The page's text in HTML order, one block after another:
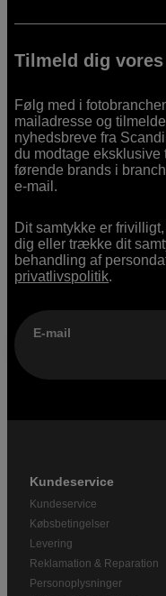
Tilmeld dig
Følg med i
mailadresse og
nyhedsbreve fra
du modtage eksklusive
førende brands i
e-mail.
Dit samtykke er
dig eller trække dit
behandling af
privatlivspolitik.
E-mail
Kundeservice
Kundeservice
Købsbetingelser
Levering
Reklamation & Reparation
Personoplysninger